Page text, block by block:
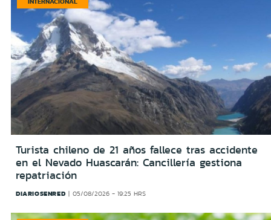
Turista chileno de 21 años fallece tras accidente
en el Nevado Huascarán: Cancillería gestiona
repatriación
DIARIOSENRED 05/08/2026 - 19:25 HRS